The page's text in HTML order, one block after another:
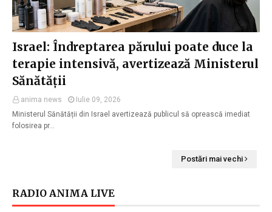
Israel: Îndreptarea părului poate duce la
terapie intensivă, avertizează Ministerul
Sănătății
anima news
Iulie 09, 2026
Ministerul Sănătății din Israel avertizează publicul să oprească imediat
folosirea pr…
Postări mai vechi
RADIO ANIMA LIVE